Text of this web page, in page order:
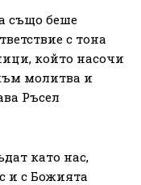
също беше
с тона
който насочи
молитва и
Ръсел
като нас,
и с Божията